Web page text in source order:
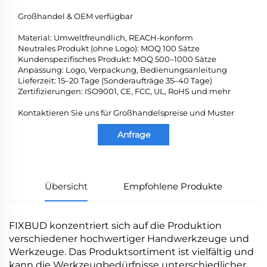
Großhandel & OEM verfügbar
Material: Umweltfreundlich, REACH-konform
Neutrales Produkt (ohne Logo): MOQ 100 Sätze
Kundenspezifisches Produkt: MOQ 500–1000 Sätze
Anpassung: Logo, Verpackung, Bedienungsanleitung
Lieferzeit: 15–20 Tage (Sonderaufträge 35–40 Tage)
Zertifizierungen: ISO9001, CE, FCC, UL, RoHS und mehr
Kontaktieren Sie uns für Großhandelspreise und Muster
Anfrage
Übersicht Empfohlene Produkte
FIXBUD konzentriert sich auf die Produktion
verschiedener hochwertiger Handwerkzeuge und
Werkzeuge. Das Produktsortiment ist vielfältig und
kann die Werkzeugbedürfnisse unterschiedlicher